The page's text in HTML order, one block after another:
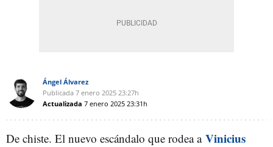
Ángel Álvarez
Publicada 7 enero 2025 23:27h
Actualizada 7 enero 2025 23:31h
De chiste. El nuevo escándalo que rodea a Vinicius